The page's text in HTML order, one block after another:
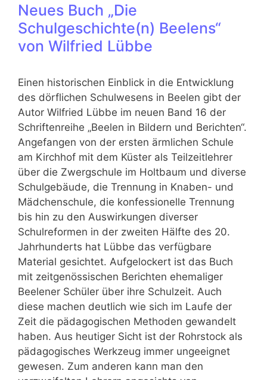
Neues Buch „Die
Schulgeschichte(n) Beelens“
von Wilfried Lübbe
Einen historischen Einblick in die Entwicklung
des dörflichen Schulwesens in Beelen gibt der
Autor Wilfried Lübbe im neuen Band 16 der
Schriftenreihe „Beelen in Bildern und Berichten“.
Angefangen von der ersten ärmlichen Schule
am Kirchhof mit dem Küster als Teilzeitlehrer
über die Zwergschule im Holtbaum und diverse
Schulgebäude, die Trennung in Knaben- und
Mädchenschule, die konfessionelle Trennung
bis hin zu den Auswirkungen diverser
Schulreformen in der zweiten Hälfte des 20.
Jahrhunderts hat Lübbe das verfügbare
Material gesichtet. Aufgelockert ist das Buch
mit zeitgenössischen Berichten ehemaliger
Beelener Schüler über ihre Schulzeit. Auch
diese machen deutlich wie sich im Laufe der
Zeit die pädagogischen Methoden gewandelt
haben. Aus heutiger Sicht ist der Rohrstock als
pädagogisches Werkzeug immer ungeeignet
gewesen. Zum anderen kann man den